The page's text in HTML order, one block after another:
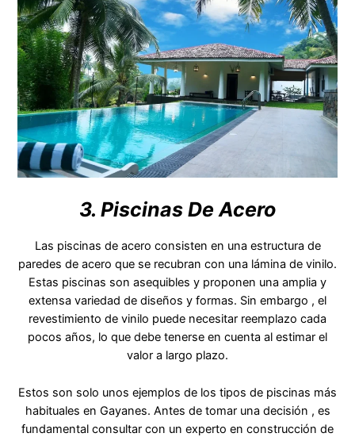
3. Piscinas De Acero
Las piscinas de acero consisten en una estructura de
paredes de acero que se recubran con una lámina de vinilo.
Estas piscinas son asequibles y proponen una amplia y
extensa variedad de diseños y formas. Sin embargo , el
revestimiento de vinilo puede necesitar reemplazo cada
pocos años, lo que debe tenerse en cuenta al estimar el
valor a largo plazo.
Estos son solo unos ejemplos de los tipos de piscinas más
habituales en Gayanes. Antes de tomar una decisión , es
fundamental consultar con un experto en construcción de